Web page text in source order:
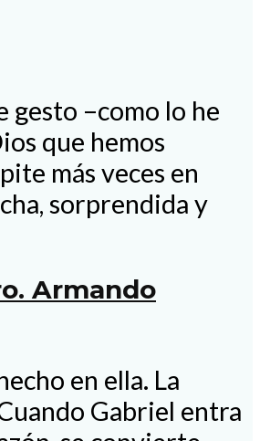
Armando
gesto –como lo he
que hemos
más veces en
sorprendida y
en ella. La
Gabriel entra